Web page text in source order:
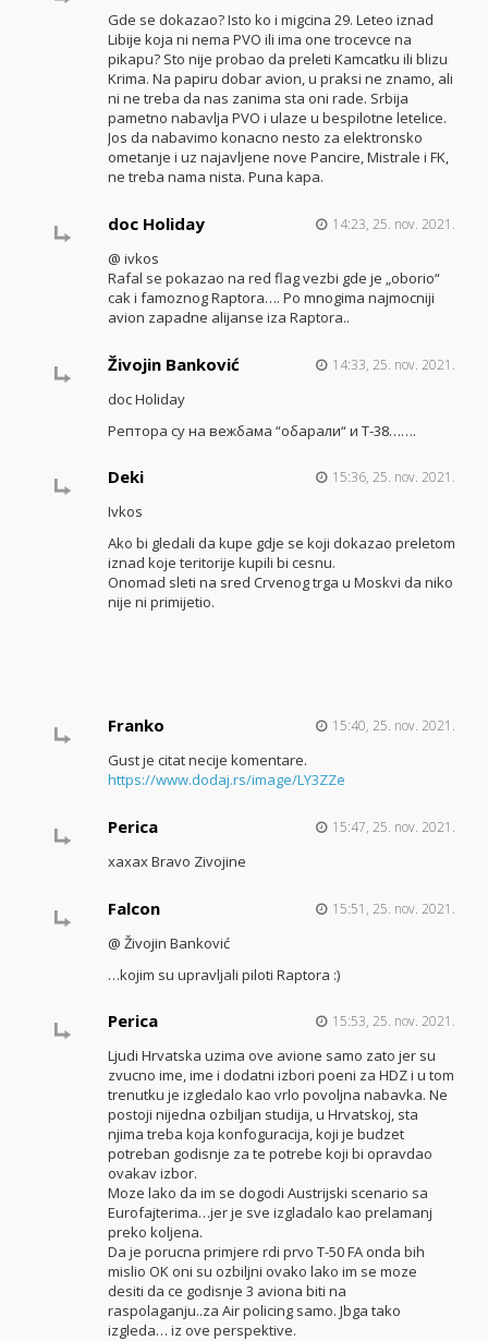
Gde se dokazao? Isto ko i migcina 29. Leteo iznad
Libije koja ni nema PVO ili ima one trocevce na
pikapu? Sto nije probao da preleti Kamcatku ili blizu
Krima. Na papiru dobar avion, u praksi ne znamo, ali
ni ne treba da nas zanima sta oni rade. Srbija
pametno nabavlja PVO i ulaze u bespilotne letelice.
Jos da nabavimo konacno nesto za elektronsko
ometanje i uz najavljene nove Pancire, Mistrale i FK,
ne treba nama nista. Puna kapa.
doc Holiday 14:23, 25. nov. 2021.
@ ivkos
Rafal se pokazao na red flag vezbi gde je „oborio“
cak i famoznog Raptora…. Po mnogima najmocniji
avion zapadne alijanse iza Raptora..
Živojin Banković 14:33, 25. nov. 2021.
doc Holiday
Рептора су на вежбама “обарали“ и Т-38…….
Deki 15:36, 25. nov. 2021.
Ivkos
Ako bi gledali da kupe gdje se koji dokazao preletom
iznad koje teritorije kupili bi cesnu.
Onomad sleti na sred Crvenog trga u Moskvi da niko
nije ni primijetio.
Franko 15:40, 25. nov. 2021.
Gust je citat necije komentare.
https://www.dodaj.rs/image/LY3ZZe
Perica 15:47, 25. nov. 2021.
xaxax Bravo Zivojine
Falcon 15:51, 25. nov. 2021.
@ Živojin Banković
…kojim su upravljali piloti Raptora :)
Perica 15:53, 25. nov. 2021.
Ljudi Hrvatska uzima ove avione samo zato jer su
zvucno ime, ime i dodatni izbori poeni za HDZ i u tom
trenutku je izgledalo kao vrlo povoljna nabavka. Ne
postoji nijedna ozbiljan studija, u Hrvatskoj, sta
njima treba koja konfoguracija, koji je budzet
potreban godisnje za te potrebe koji bi opravdao
ovakav izbor.
Moze lako da im se dogodi Austrijski scenario sa
Eurofajterima…jer je sve izgladalo kao prelamanj
preko koljena.
Da je porucna primjere rdi prvo T-50 FA onda bih
mislio OK oni su ozbiljni ovako lako im se moze
desiti da ce godisnje 3 aviona biti na
raspolaganju..za Air policing samo. Jbga tako
izgleda… iz ove perspektive.